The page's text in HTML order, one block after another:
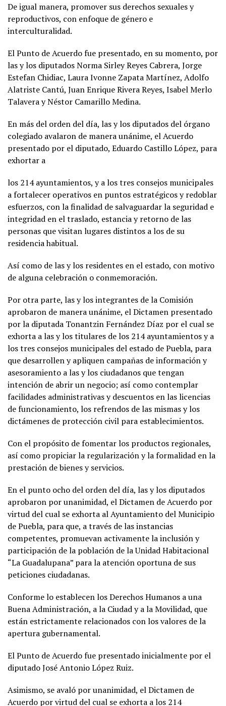
De igual manera, promover sus derechos sexuales y
reproductivos, con enfoque de género e
interculturalidad.
El Punto de Acuerdo fue presentado, en su momento, por
las y los diputados Norma Sirley Reyes Cabrera, Jorge
Estefan Chidiac, Laura Ivonne Zapata Martínez, Adolfo
Alatriste Cantú, Juan Enrique Rivera Reyes, Isabel Merlo
Talavera y Néstor Camarillo Medina.
En más del orden del día, las y los diputados del órgano
colegiado avalaron de manera unánime, el Acuerdo
presentado por el diputado, Eduardo Castillo López, para
exhortar a
los 214 ayuntamientos, y a los tres consejos municipales
a fortalecer operativos en puntos estratégicos y redoblar
esfuerzos, con la finalidad de salvaguardar la seguridad e
integridad en el traslado, estancia y retorno de las
personas que visitan lugares distintos a los de su
residencia habitual.
Así como de las y los residentes en el estado, con motivo
de alguna celebración o conmemoración.
Por otra parte, las y los integrantes de la Comisión
aprobaron de manera unánime, el Dictamen presentado
por la diputada Tonantzin Fernández Díaz por el cual se
exhorta a las y los titulares de los 214 ayuntamientos y a
los tres consejos municipales del estado de Puebla, para
que desarrollen y apliquen campañas de información y
asesoramiento a las y los ciudadanos que tengan
intención de abrir un negocio; así como contemplar
facilidades administrativas y descuentos en las licencias
de funcionamiento, los refrendos de las mismas y los
dictámenes de protección civil para establecimientos.
Con el propósito de fomentar los productos regionales,
así como propiciar la regularización y la formalidad en la
prestación de bienes y servicios.
En el punto ocho del orden del día, las y los diputados
aprobaron por unanimidad, el Dictamen de Acuerdo por
virtud del cual se exhorta al Ayuntamiento del Municipio
de Puebla, para que, a través de las instancias
competentes, promuevan activamente la inclusión y
participación de la población de la Unidad Habitacional
“La Guadalupana” para la atención oportuna de sus
peticiones ciudadanas.
Conforme lo establecen los Derechos Humanos a una
Buena Administración, a la Ciudad y a la Movilidad, que
están estrictamente relacionados con los valores de la
apertura gubernamental.
El Punto de Acuerdo fue presentado inicialmente por el
diputado José Antonio López Ruiz.
Asimismo, se avaló por unanimidad, el Dictamen de
Acuerdo por virtud del cual se exhorta a los 214